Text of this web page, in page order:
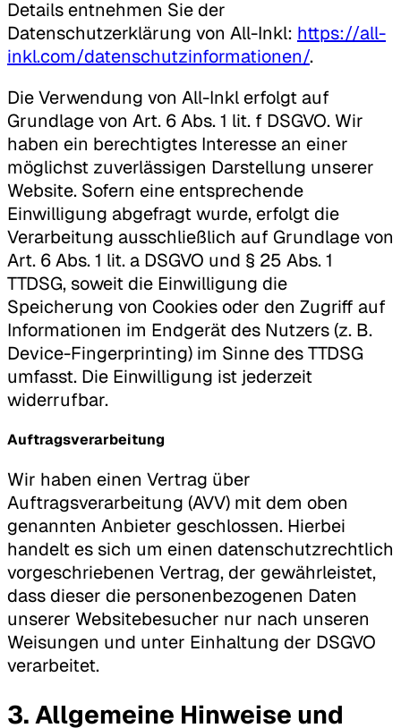
Details entnehmen Sie der
Datenschutzerklärung von All-Inkl: https://all-
inkl.com/datenschutzinformationen/.
Die Verwendung von All-Inkl erfolgt auf
Grundlage von Art. 6 Abs. 1 lit. f DSGVO. Wir
haben ein berechtigtes Interesse an einer
möglichst zuverlässigen Darstellung unserer
Website. Sofern eine entsprechende
Einwilligung abgefragt wurde, erfolgt die
Verarbeitung ausschließlich auf Grundlage von
Art. 6 Abs. 1 lit. a DSGVO und § 25 Abs. 1
TTDSG, soweit die Einwilligung die
Speicherung von Cookies oder den Zugriff auf
Informationen im Endgerät des Nutzers (z. B.
Device-Fingerprinting) im Sinne des TTDSG
umfasst. Die Einwilligung ist jederzeit
widerrufbar.
Auftragsverarbeitung
Wir haben einen Vertrag über
Auftragsverarbeitung (AVV) mit dem oben
genannten Anbieter geschlossen. Hierbei
handelt es sich um einen datenschutzrechtlich
vorgeschriebenen Vertrag, der gewährleistet,
dass dieser die personenbezogenen Daten
unserer Websitebesucher nur nach unseren
Weisungen und unter Einhaltung der DSGVO
verarbeitet.
3. Allgemeine Hinweise und